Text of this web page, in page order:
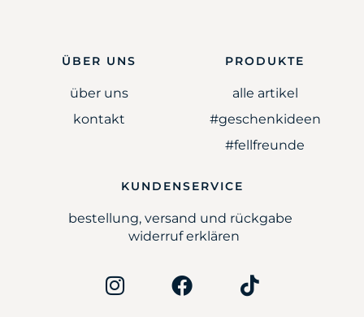
ÜBER UNS
über uns
kontakt
PRODUKTE
alle artikel
#geschenkideen
#fellfreunde
KUNDENSERVICE
bestellung, versand und rückgabe
widerruf erklären